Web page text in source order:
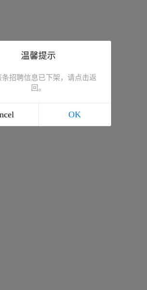
温馨提示
条招聘信息已下架，请点击返
回。
OK